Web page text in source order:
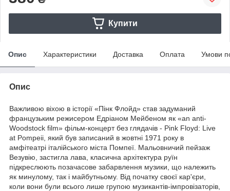
Купити
Опис Характеристики Доставка Оплата Умови
Опис
Важливою віхою в історії «Пінк Флойд» став задуманий
французьким режисером Едріаном Мейбеном як «an anti-
Woodstock film» фільм-концерт без глядачів - Pink Floyd: Live
at Pompeii, який був записаний в жовтні 1971 року в
амфітеатрі італійського міста Помпеї. Мальовничий пейзаж
Везувію, застигла лава, класична архітектура руїн
підкреслюють позачасове забарвлення музики, що належить
як минулому, так і майбутньому. Від початку своєї кар'єри,
коли вони були всього лише групою музикантів-імпровізаторів,